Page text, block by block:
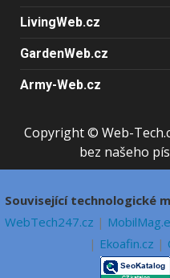
LivingWeb.cz
GardenWeb.cz
Army-Web.cz
Copyright © Web-
bez našeho
Související technologické
WebTech247.cz |
| Ekoafin.cz |